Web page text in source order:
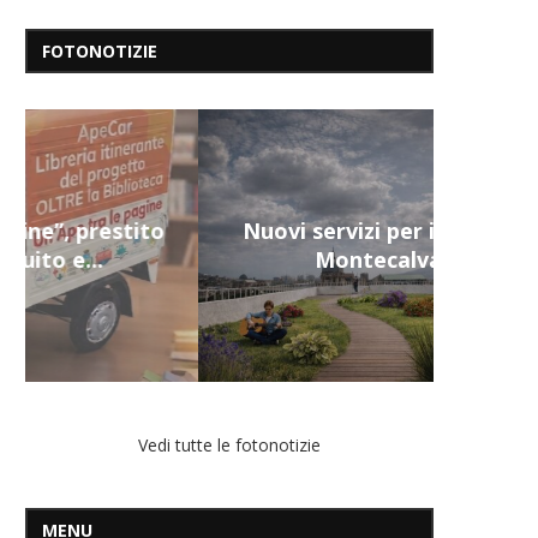
FOTONOTIZIE
Nuovi servizi per i più fragili a
Montecalvario...
Vedi tutte le fotonotizie
MENU